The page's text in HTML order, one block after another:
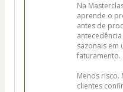
Na
aprende o
antes de
sazonais em
faturamento.
Menos risco.
clientes